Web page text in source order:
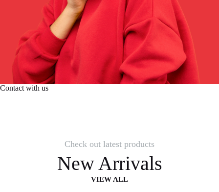
Contact with us
Check out latest products
New Arrivals
VIEW ALL